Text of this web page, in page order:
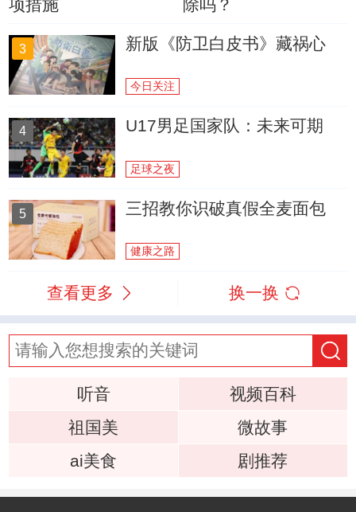
项措施
除吗？
3 新版《防卫白皮书》藏祸心
今日关注
4 U17男足国家队：未来可期
足球之夜
5 三招教你识破真假全麦面包
健康之路
查看更多 换一换
听音
视频百科
祖国美
微故事
ai美食
剧推荐